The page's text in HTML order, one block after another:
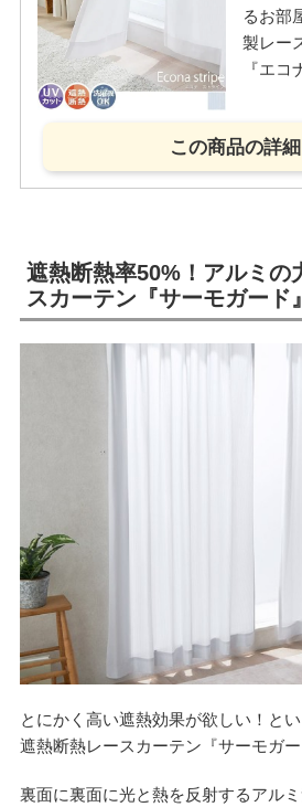
るお部
製レー
『エコ
この商品の詳細
遮熱断熱率50%！アルミの
スカーテン『サーモガード』
とにかく高い遮熱効果が欲しい！と
遮熱断熱レースカーテン『サーモガー
裏面に裏面に光と熱を反射するアル